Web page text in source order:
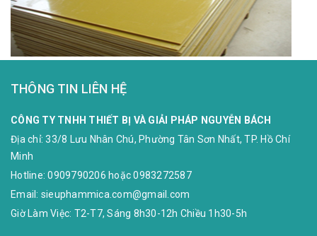
THÔNG TIN LIÊN HỆ
CÔNG TY TNHH THIẾT BỊ VÀ GIẢI PHÁP NGUYỄN BÁCH
Địa chỉ:33/8 Lưu Nhân Chú, Phường Tân Sơn Nhất, TP. Hồ Chí
Minh
Hotline:0909790206 hoặc0983272587
Email: sieuphammica.com@gmail.com
Giờ Làm Việc: T2-T7, Sáng 8h30-12h Chiều 1h30-5h